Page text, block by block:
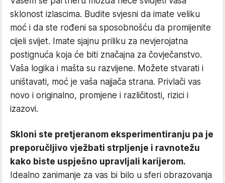
sklonost izlascima. Budite svjesni da imate veliku
moć i da ste rođeni sa sposobnošću da promijenite
cijeli svijet. Imate sjajnu priliku za nevjerojatna
postignuća koja će biti značajna za čovječanstvo.
Vaša logika i mašta su razvijene. Možete stvarati i
uništavati, moć je vaša najjača strana. Privlači vas
novo i originalno, promjene i različitosti, rizici i
izazovi.
Skloni ste pretjeranom eksperimentiranju pa je
preporučljivo vježbati strpljenje i ravnotežu
kako biste uspješno upravljali karijerom.
Idealno zanimanje za vas bi bilo u sferi obrazovanja